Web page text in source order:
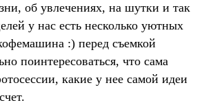
об увлечениях, на шутки и так
у нас есть несколько уютных
:) перед съемкой
поинтересоваться, что сама
какие у нее самой идеи